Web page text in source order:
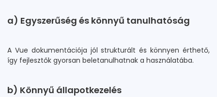
a) Egyszerűség és könnyű tanulhatóság
A Vue dokumentációja jól strukturált és könnyen érthető,
így fejlesztők gyorsan beletanulhatnak a használatába.
b) Könnyű állapotkezelés